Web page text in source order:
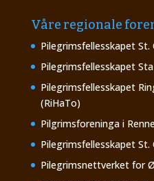
Våre regionale
Pilegrimsfellesskapet St.
Pilegrimsfellesskapet
Pilegrimsfellesskapet
(RiHaTo)
Pilgrimsforeninga i
Pilegrimsfellesskapet St.
Pilegrimsnettverket for